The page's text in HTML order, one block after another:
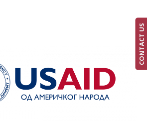
CONTACT US